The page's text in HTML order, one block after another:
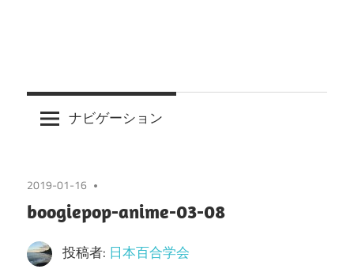
ナビゲーション
2019-01-16
boogiepop-anime-03-08
投稿者: 日本百合学会